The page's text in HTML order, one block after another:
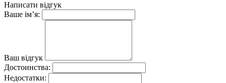
Написати відгук
Ваше ім’я:
Ваш відгук
Достоинства:
Недостатки: